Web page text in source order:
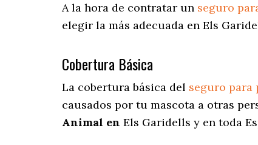
A la hora de contratar un seguro
elegir la más adecuada en Els
Cobertura Básica
La cobertura básica del seguro para
causados por tu mascota a otras
Animal en Els Garidells y en toda